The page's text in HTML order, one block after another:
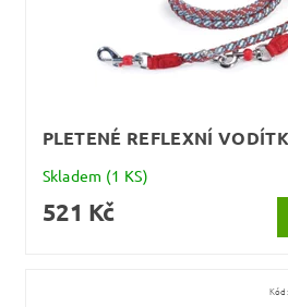
PLETENÉ REFLEXNÍ
Skladem (1 KS)
521 Kč